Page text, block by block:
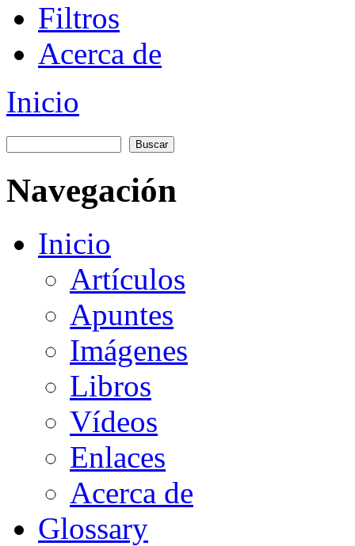
Filtros
Acerca de
You are here
Inicio
Formulario de búsqueda
Navegación
Inicio
Artículos
Apuntes
Imágenes
Libros
Vídeos
Enlaces
Acerca de
Glossary